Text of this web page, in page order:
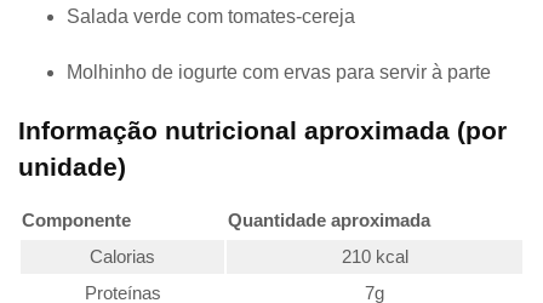
Salada verde com tomates-cereja
Molhinho de iogurte com ervas para servir à parte
Informação nutricional aproximada (por
unidade)
Componente
Quantidade aproximada
Calorias
210 kcal
Proteínas
7g